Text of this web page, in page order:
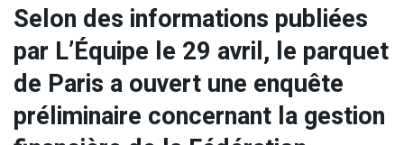
Selon des informations publiées
par L’Équipe le 29 avril, le parquet
de Paris a ouvert une enquête
préliminaire concernant la gestion